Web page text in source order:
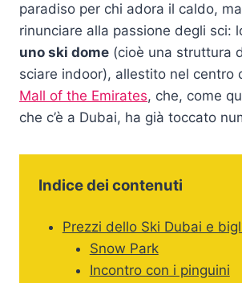
paradiso per chi adora il caldo,
rinunciare alla passione degli sci:
uno ski dome (cioè una struttura
sciare indoor), allestito nel centro
Mall of the Emirates, che, come
che c’è a Dubai, ha già toccato
Indice dei contenuti
Prezzi dello Ski Dubai e
Snow Park
Incontro con i pinguini